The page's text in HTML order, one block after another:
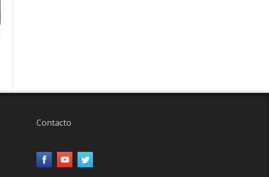
Contacto